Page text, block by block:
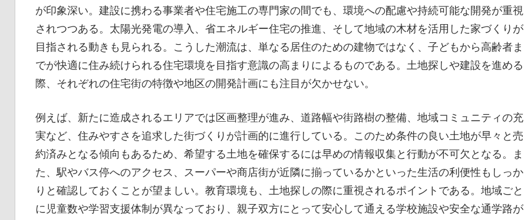
が印象深い。建設に携わる事業者や住宅施工の専門家の間でも、環境への配慮や持続可能な開発が重視
されつつある。太陽光発電の導入、省エネルギー住宅の推進、そして地域の木材を活用した家づくりが
目指される動きも見られる。こうした潮流は、単なる居住のための建物ではなく、子どもから高齢者ま
でが快適に住み続けられる住宅環境を目指す意識の高まりによるものである。土地探しや建設を進める
際、それぞれの住宅街の特徴や地区の開発計画にも注目が欠かせない。
例えば、新たに造成されるエリアでは区画整理が進み、道路幅や街路樹の整備、地域コミュニティの充
実など、住みやすさを追求した街づくりが計画的に進行している。このため条件の良い土地が早々と売
約済みとなる傾向もあるため、希望する土地を確保するには早めの情報収集と行動が不可欠となる。ま
た、駅やバス停へのアクセス、スーパーや商店街が近隣に揃っているかといった生活の利便性もしっか
りと確認しておくことが望ましい。教育環境も、土地探しの際に重視されるポイントである。地域ごと
に児童数や学習支援体制が異なっており、親子双方にとって安心して通える学校施設や安全な通学路が